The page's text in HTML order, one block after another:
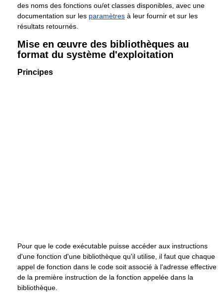
des noms des fonctions ou/et classes disponibles, avec une
documentation sur les paramètres à leur fournir et sur les
résultats retournés.
Mise en œuvre des bibliothèques au
format du système d'exploitation
Principes
Pour que le code exécutable puisse accéder aux instructions
d'une fonction d'une bibliothèque qu'il utilise, il faut que chaque
appel de fonction dans le code soit associé à l'adresse effective
de la première instruction de la fonction appelée dans la
bibliothèque.